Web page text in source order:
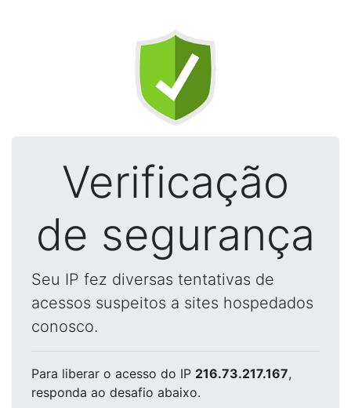
Verificação
de segurança
Seu IP fez diversas tentativas de
acessos suspeitos a sites hospedados
conosco.
Para liberar o acesso do IP 216.73.217.167,
responda ao desafio abaixo.